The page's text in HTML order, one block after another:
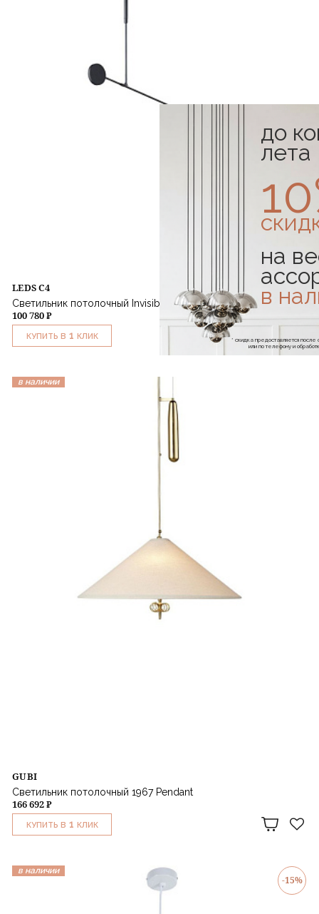
LEDS C4
Светильник потолочный Invisible Single Adjustable
100 780 ₽
КУПИТЬ В 1 КЛИК
в наличии
GUBI
Светильник потолочный 1967 Pendant
166 692 ₽
КУПИТЬ В 1 КЛИК
в наличии
-15%
до
лета
на
в
* скидка предоставляется
или по телефону и